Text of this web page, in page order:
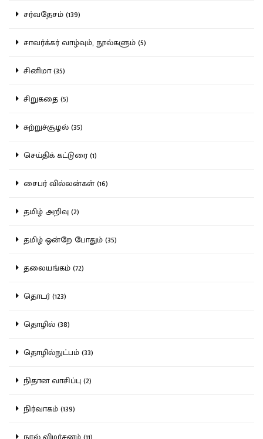
சர்வதேசம் (139)
சாவர்க்கர் வாழ்வும், நூல்களும் (5)
சினிமா (35)
சிறுகதை (5)
சுற்றுச்சூழல் (35)
செய்திக் கட்டுரை (1)
சைபர் வில்லன்கள் (16)
தமிழ் அறிவு (2)
தமிழ் ஒன்றே போதும் (35)
தலையங்கம் (72)
தொடர் (123)
தொழில் (38)
தொழில்நுட்பம் (33)
நிதான வாசிப்பு (2)
நிர்வாகம் (139)